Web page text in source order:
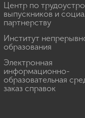
Центр по
выпускников и
партнерству
Институт
образования
Электронная
информационно-
образовательная
заказ справок